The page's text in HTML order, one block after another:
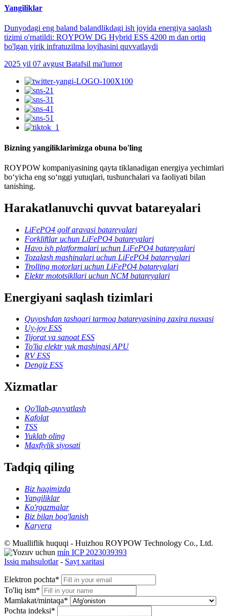
Yangiliklar
Dunyodagi eng baland balandlikdagi ish joyida energiya saqlash
tizimi o'rnatildi: ROYPOW DG Hybrid ESS 4200 m dan ortiq
bo'lgan yirik infratuzilma loyihasini quvvatlaydi
2025 yil 07 avgust Batafsil ma'lumot
Bizning yangiliklarimizga obuna bo'ling
ROYPOW kompaniyasining qayta tiklanadigan energiya yechimlari
boʻyicha eng soʻnggi yutuqlari, tushunchalari va faoliyati bilan
tanishing.
Harakatlanuvchi quvvat batareyalari
LiFePO4 golf aravasi batareyalari
Forkliftlar uchun LiFePO4 batareyalari
Havo ish platformalari uchun LiFePO4 batareyalari
Tozalash mashinalari uchun LiFePO4 batareyalari
Trolling motorlari uchun LiFePO4 batareyalari
Elektr mototsikllari uchun NCM batareyalari
Energiyani saqlash tizimlari
Quyoshdan tashqari tarmoq batareyasining zaxira nusxasi
Uy-joy ESS
Tijorat va sanoat ESS
To'liq elektr yuk mashinasi APU
RV ESS
Dengiz ESS
Xizmatlar
Qo'llab-quvvatlash
Kafolat
TSS
Yuklab oling
Maxfiylik siyosati
Tadqiq qiling
Biz haqimizda
Yangiliklar
Ko'rgazmalar
Biz bilan bog'lanish
Karyera
© Mualliflik huquqi - Huizhou ROYPOW Technology Co., Ltd.
mín ICP 2023039393
Issiq mahsulotlar- Sayt xaritasi
Elektron pochta*
To'liq ism*
Mamlakat/mintaqa*
Pochta indeksi*